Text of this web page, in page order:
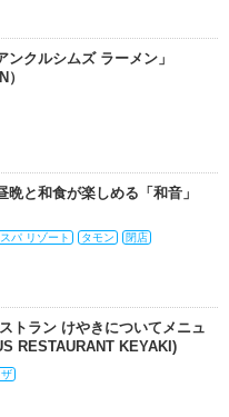
ンクルシムズ ラーメン」
晩と和食が楽しめる「和音」
パ リゾート タモン 閉店
トラン けやきについてメニュ
RESTAURANT KEYAKI)